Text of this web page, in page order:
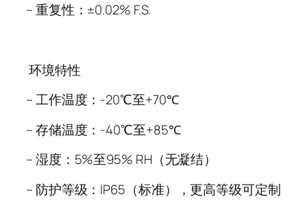
–重复性：±0.02% F.S.
环境特性
–工作温度： -20℃至+70℃
–存储温度： -40℃至+85℃
–湿度： 5%至95% RH（无凝结）
– 防护等级： IP65 （标准），更高等级可定制